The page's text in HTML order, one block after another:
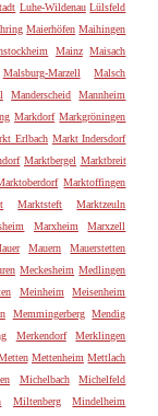
Luhe-Wildenau Lülsfeld
Maierhöfen Maihingen
Mainz Maisach
Malsburg-Marzell
Malsch
Manderscheid
Mannheim
Markdorf Markgröningen
Erlbach Markt Indersdorf
Marktbergel Marktbreit
Marktoffingen
Marktsteft
Marktzeuln
Marxheim
Marxzell
Mauern
Mauerstetten
Meckesheim Medlingen
Meinheim
Meisenheim
Memmingerberg
Mendig
Merkendorf
Merklingen
Mettenheim Mettlach
Michelbach
Michelfeld
Miltenberg
Mindelheim